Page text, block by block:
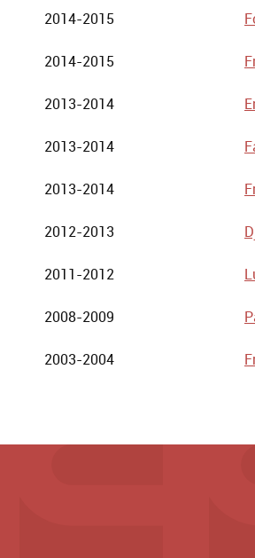
2014-2015
2014-2015
2013-2014
2013-2014
2013-2014
2012-2013
2011-2012
2008-2009
2003-2004